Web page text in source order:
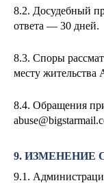
8.2. Досудебный
ответа — 30 дней.
8.3. Споры
месту
8.4. Обращения
9. ИЗМЕНЕНИЕ
9.1.